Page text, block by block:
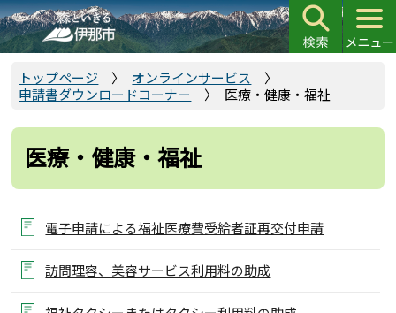
こ
の
ペ
で
トップページ
オンラインサービス
申請書ダウンロードコーナー
医療・健康・福祉
医療・健康・福祉
電子申請による福祉医療費受給者証再交付申請
訪問理容、美容サービス利用料の助成